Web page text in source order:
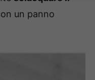
un panno